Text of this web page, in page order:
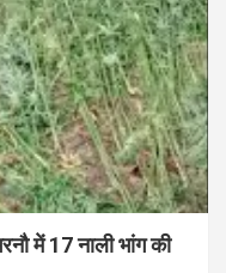
में 17 नाली भांग की